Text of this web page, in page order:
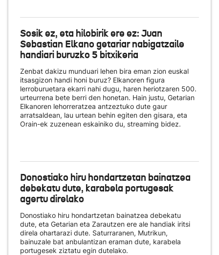
Sosik ez, eta hilobirik ere ez: Juan
Sebastian Elkano getariar nabigatzaile
handiari buruzko 5 bitxikeria
Zenbat dakizu munduari lehen bira eman zion euskal
itsasgizon handi honi buruz? Elkanoren figura
lerroburuetara ekarri nahi dugu, haren heriotzaren 500.
urteurrena bete berri den honetan. Hain justu, Getarian
Elkanoren lehorreratzea antzeztuko dute gaur
arratsaldean, lau urtean behin egiten den gisara, eta
Orain-ek zuzenean eskainiko du, streaming bidez.
Donostiako hiru hondartzetan bainatzea
debekatu dute, karabela portugesak
agertu direlako
Donostiako hiru hondartzetan bainatzea debekatu
dute, eta Getarian eta Zarautzen ere ale handiak iritsi
direla ohartarazi dute. Saturraranen, Mutrikun,
bainuzale bat anbulantizan eraman dute, karabela
portugesek ziztatu egin dutelako.